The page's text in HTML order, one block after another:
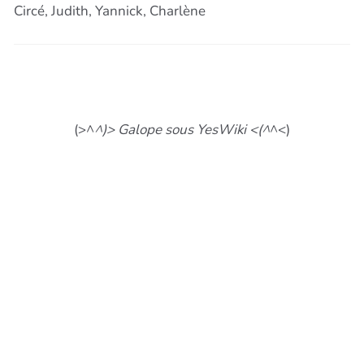
Circé, Judith, Yannick, Charlène
(>^^)> Galope sous YesWiki <(^^<)